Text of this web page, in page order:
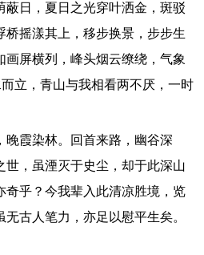
蔽日，夏日之光穿叶洒金，斑驳
桥摇漾其上，移步换景，步步生
屏横列，峰头烟云缭绕，气象
立，青山与我相看两不厌，一时
晚霞染林。回首来路，幽谷深
世，虽湮灭于史尘，却于此深山
奇乎？今我辈入此清凉胜境，览
古人笔力，亦足以慰平生矣。